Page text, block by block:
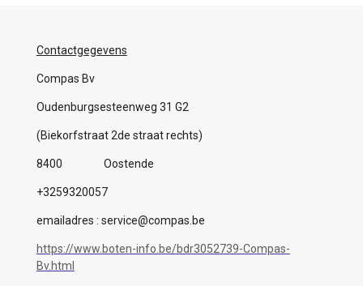
Contactgegevens
Compas Bv
Oudenburgsesteenweg 31 G2
(Biekorfstraat 2de straat rechts)
8400 Oostende
+3259320057
emailadres : service@compas.be
https://www.boten-info.be/bdr3052739-Compas-
Bv.html